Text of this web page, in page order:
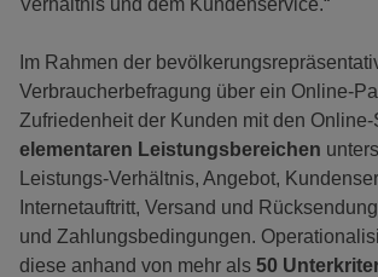
Im Rahmen der
Verbraucherbefragung über ein Online-
Zufriedenheit der Kunden mit den Online-
elementaren Leistungsbereichen
Leistungs-Verhältnis, Angebot,
Internetauftritt, Versand und
und Zahlungsbedingungen.
diese anhand von mehr als 50